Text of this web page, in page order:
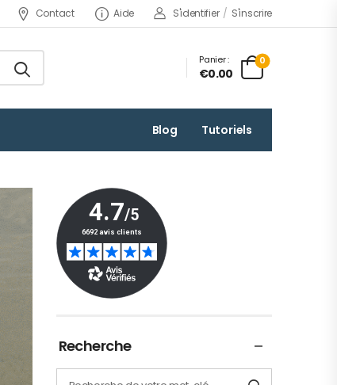
Contact Aide S'identifier / S'inscrire
Panier :
€0.00
0
Blog Tutoriels
Recherche